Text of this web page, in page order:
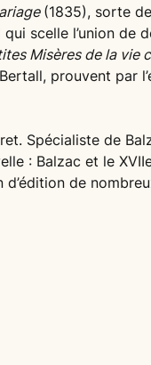
(1835), sorte
scelle l’union de
Misères de la vie
prouvent par
Spécialiste de
: Balzac et le
de